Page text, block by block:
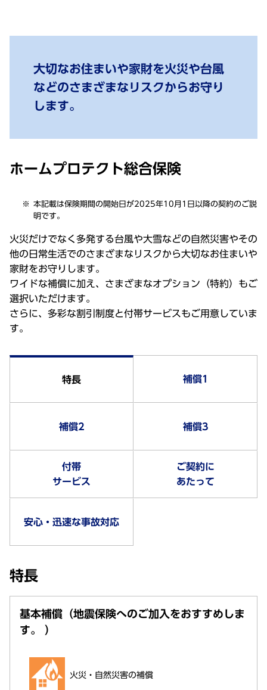
大切なお住まいや家財を火災や台風
などのさまざまなリスクからお守り
します。
ホームプロテクト総合保険
本記載は保険期間の開始日が2025年10月1日以降の契約のご説
明です。
火災だけでなく多発する台風や大雪などの自然災害やその
他の日常生活でのさまざまなリスクから大切なお住まいや
家財をお守りします。
ワイドな補償に加え、さまざまなオプション（特約）もご
選択いただけます。
さらに、多彩な割引制度と付帯サービスもご用意していま
す。
特長 補償1
補償2 補償3
付帯
サービス
ご契約に
あたって
安心・迅速な事故対応
特長
基本補償（地震保険へのご加入をおすすめしま
す。 ）
火災・自然災害の補償